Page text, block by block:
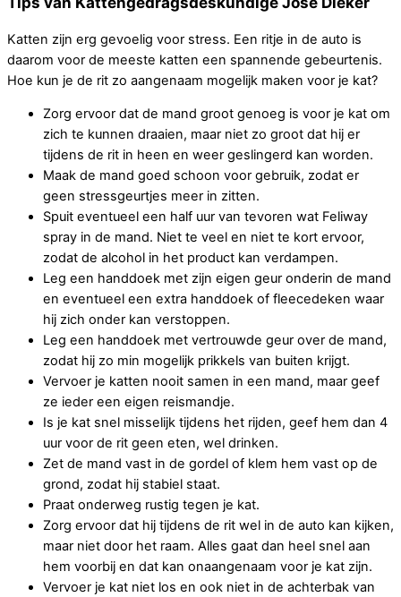
Katten zijn erg gevoelig voor stress. Een ritje in de auto is
daarom voor de meeste katten een spannende gebeurtenis.
Hoe kun je de rit zo aangenaam mogelijk maken voor je kat?
Zorg ervoor dat de mand groot genoeg is voor je kat om
zich te kunnen draaien, maar niet zo groot dat hij er
tijdens de rit in heen en weer geslingerd kan worden.
Maak de mand goed schoon voor gebruik, zodat er
geen stressgeurtjes meer in zitten.
Spuit eventueel een half uur van tevoren wat Feliway
spray in de mand. Niet te veel en niet te kort ervoor,
zodat de alcohol in het product kan verdampen.
Leg een handdoek met zijn eigen geur onderin de mand
en eventueel een extra handdoek of fleecedeken waar
hij zich onder kan verstoppen.
Leg een handdoek met vertrouwde geur over de mand,
zodat hij zo min mogelijk prikkels van buiten krijgt.
Vervoer je katten nooit samen in een mand, maar geef
ze ieder een eigen reismandje.
Is je kat snel misselijk tijdens het rijden, geef hem dan 4
uur voor de rit geen eten, wel drinken.
Zet de mand vast in de gordel of klem hem vast op de
grond, zodat hij stabiel staat.
Praat onderweg rustig tegen je kat.
Zorg ervoor dat hij tijdens de rit wel in de auto kan kijken,
maar niet door het raam. Alles gaat dan heel snel aan
hem voorbij en dat kan onaangenaam voor je kat zijn.
Vervoer je kat niet los en ook niet in de achterbak van